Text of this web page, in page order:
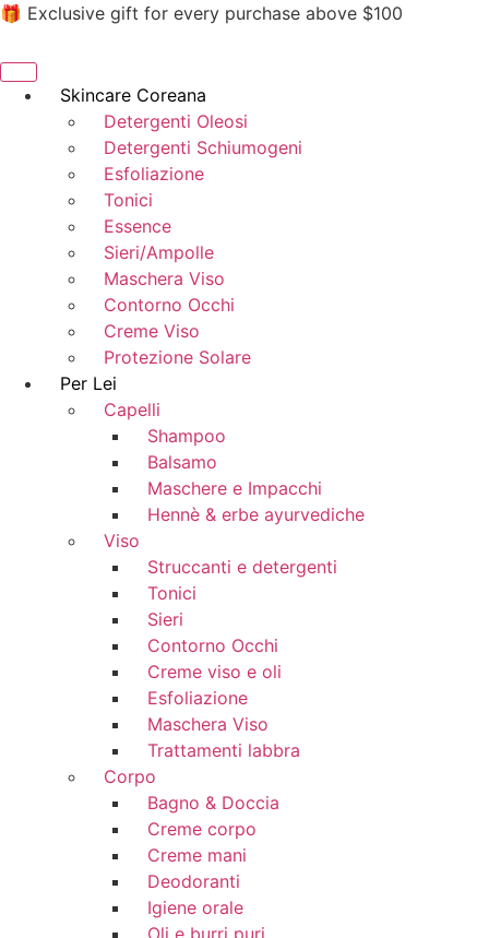
🎁 Exclusive gift for every purchase above $100
Skincare Coreana
Detergenti Oleosi
Detergenti Schiumogeni
Esfoliazione
Tonici
Essence
Sieri/Ampolle
Maschera Viso
Contorno Occhi
Creme Viso
Protezione Solare
Per Lei
Capelli
Shampoo
Balsamo
Maschere e Impacchi
Hennè & erbe ayurvediche
Viso
Struccanti e detergenti
Tonici
Sieri
Contorno Occhi
Creme viso e oli
Esfoliazione
Maschera Viso
Trattamenti labbra
Corpo
Bagno & Doccia
Creme corpo
Creme mani
Deodoranti
Igiene orale
Oli e burri puri